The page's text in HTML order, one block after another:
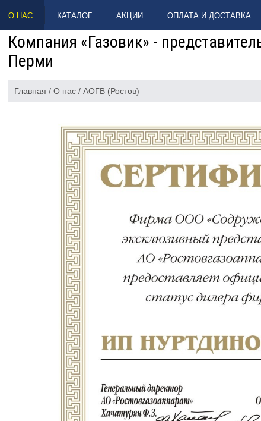
НАВЕРХ
О НАС КАТАЛОГ АКЦИИ ОПЛАТА И ДОСТАВКА
Компания «Газовик» -
Перми
Главная / О нас / АОГВ (Ростов)